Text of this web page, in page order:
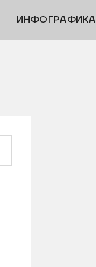
ИНФОГРАФИКА